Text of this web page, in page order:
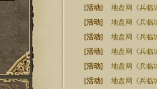
[活动]
地盘网《兵临
[活动]
地盘网《兵临
[活动]
地盘网《兵临
[活动]
地盘网《兵临
[活动]
地盘网《兵临
[活动]
地盘网《兵临